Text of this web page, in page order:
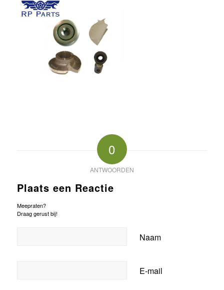
0
ANTWOORDEN
Plaats een Reactie
Meepraten?
Draag gerust bij!
Naam
E-mail